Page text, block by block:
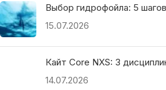
Выбор гидрофойла: 5
15.07.2026
Кайт Core NXS: 3
14.07.2026